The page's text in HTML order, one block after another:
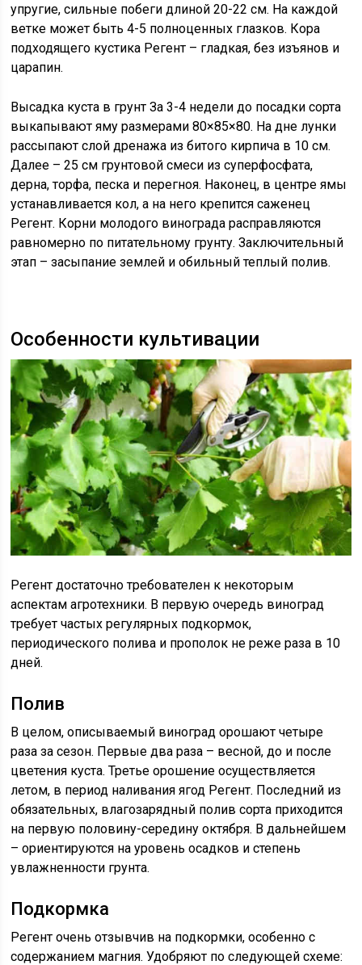
упругие, сильные побеги длиной 20-22 см. На каждой
ветке может быть 4-5 полноценных глазков. Кора
подходящего кустика Регент – гладкая, без изъянов и
царапин.
Высадка куста в грунт За 3-4 недели до посадки сорта
выкапывают яму размерами 80×85×80. На дне лунки
рассыпают слой дренажа из битого кирпича в 10 см.
Далее – 25 см грунтовой смеси из суперфосфата,
дерна, торфа, песка и перегноя. Наконец, в центре ямы
устанавливается кол, а на него крепится саженец
Регент. Корни молодого винограда расправляются
равномерно по питательному грунту. Заключительный
этап – засыпание землей и обильный теплый полив.
Особенности культивации
Регент достаточно требователен к некоторым
аспектам агротехники. В первую очередь виноград
требует частых регулярных подкормок,
периодического полива и прополок не реже раза в 10
дней.
Полив
В целом, описываемый виноград орошают четыре
раза за сезон. Первые два раза – весной, до и после
цветения куста. Третье орошение осуществляется
летом, в период наливания ягод Регент. Последний из
обязательных, влагозарядный полив сорта приходится
на первую половину-середину октября. В дальнейшем
– ориентируются на уровень осадков и степень
увлажненности грунта.
Подкормка
Регент очень отзывчив на подкормки, особенно с
содержанием магния. Удобряют по следующей схеме: